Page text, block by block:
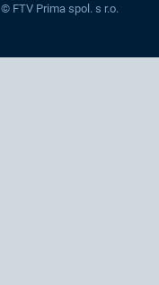
© FTV Prima spol. s r.o.